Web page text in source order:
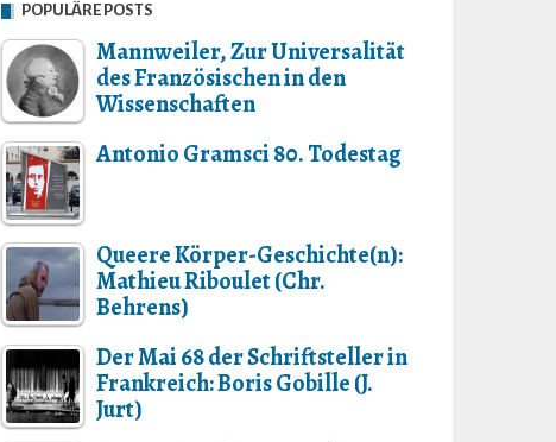
POPULÄRE POSTS
Mannweiler, Zur Universalität
des Französischen in den
Wissenschaften
Antonio Gramsci 80. Todestag
Queere Körper-Geschichte(n):
Mathieu Riboulet (Chr.
Behrens)
Der Mai 68 der Schriftsteller in
Frankreich: Boris Gobille (J.
Jurt)